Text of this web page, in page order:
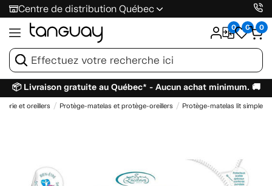
Centre de distribution Québec
0 0 0
📦 Livraison gratuite au Québec* - Aucun achat minimum. 🚚
et oreillers Protège-matelas et protège-oreillers Protège-matelas lit simple